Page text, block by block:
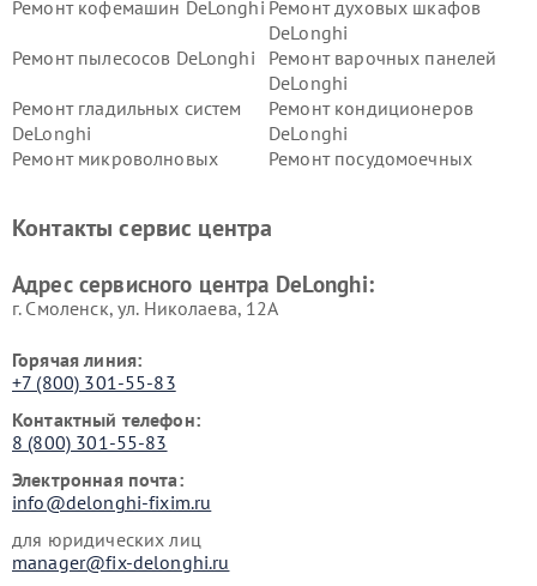
Ремонт кофемашин DeLonghi Ремонт духовых шкафов
DeLonghi
Ремонт пылесосов DeLonghi
Ремонт варочных панелей
DeLonghi
Ремонт гладильных систем
DeLonghi
Ремонт кондиционеров
DeLonghi
Ремонт микроволновых
Ремонт посудомоечных
DeLonghi
DeLonghi
Контакты сервис центра
Адрес сервисного центра DeLonghi:
г. Смоленск, ул. Николаева, 12А
Горячая линия:
+7 (800) 301-55-83
Контактный телефон:
8 (800) 301-55-83
Электронная почта:
info@delonghi-fixim.ru
для юридических лиц
manager@fix-delonghi.ru